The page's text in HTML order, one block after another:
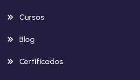
Cursos
Blog
Certificados